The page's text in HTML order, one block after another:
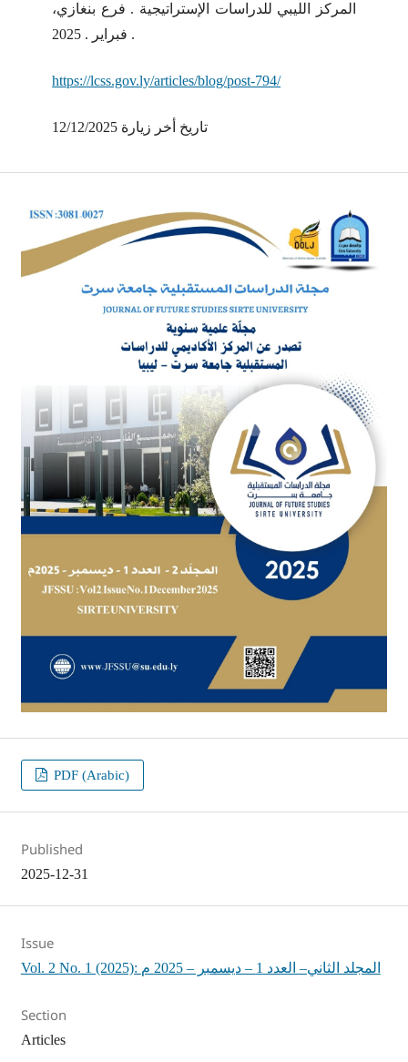
المركز الليبي للدراسات الإستراتيجية . فرع بنغازي،
فبراير . 2025 .
https://lcss.gov.ly/articles/blog/post-794/
تاريخ أخر زيارة 12/12/2025
PDF (Arabic)
Published
2025-12-31
Issue
Vol. 2 No. 1 (2025): المجلد الثاني– العدد 1 – ديسمبر – 2025 م
Section
Articles